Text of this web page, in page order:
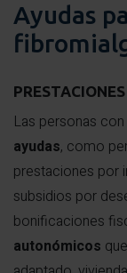
Ayudas
Las personas
ayudas, como
prestaciones por
subsidios por
bonificaciones
autonómicos